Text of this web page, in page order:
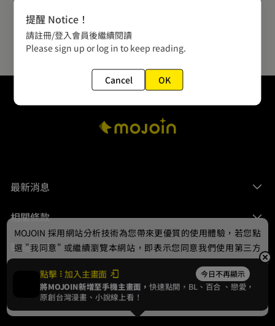
最新消息
相關條款
聯絡我們
© 2024 gamania Digital Entertainment Co., Ltd.
點擊 加入主畫面 今日不再顯示
將MOJOIN新增至手機主畫面，快速點開，BL、 百合 、戀愛，
原創台灣漫畫、小說線上看！
MOJOIN 採用網站分析技術為您帶來更優質的使用體驗，若您點
選 "我同意" 或繼續瀏覽本網站，即表示您同意我們使用第三方
Cookie，欲瞭解更多資訊請見隱私權政策。
我同意
提醒 Notice！
請註冊/登入會員後繼續閱讀
Please sign up or log in to keep reading.
Cancel OK